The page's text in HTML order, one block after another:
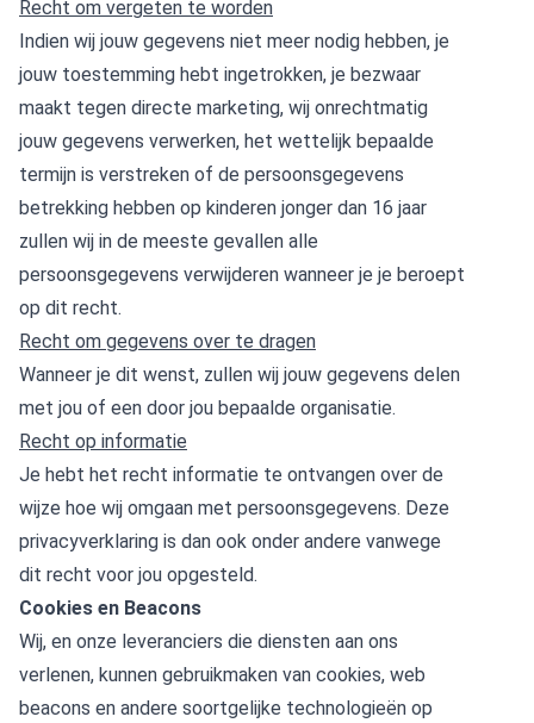
Recht om vergeten te worden
Indien wij jouw gegevens niet meer nodig hebben, je
jouw toestemming hebt ingetrokken, je bezwaar
maakt tegen directe marketing, wij onrechtmatig
jouw gegevens verwerken, het wettelijk bepaalde
termijn is verstreken of de persoonsgegevens
betrekking hebben op kinderen jonger dan 16 jaar
zullen wij in de meeste gevallen alle
persoonsgegevens verwijderen wanneer je je beroept
op dit recht.
Recht om gegevens over te dragen
Wanneer je dit wenst, zullen wij jouw gegevens delen
met jou of een door jou bepaalde organisatie.
Recht op informatie
Je hebt het recht informatie te ontvangen over de
wijze hoe wij omgaan met persoonsgegevens. Deze
privacyverklaring is dan ook onder andere vanwege
dit recht voor jou opgesteld.
Cookies en Beacons
Wij, en onze leveranciers die diensten aan ons
verlenen, kunnen gebruikmaken van cookies, web
beacons en andere soortgelijke technologieën op